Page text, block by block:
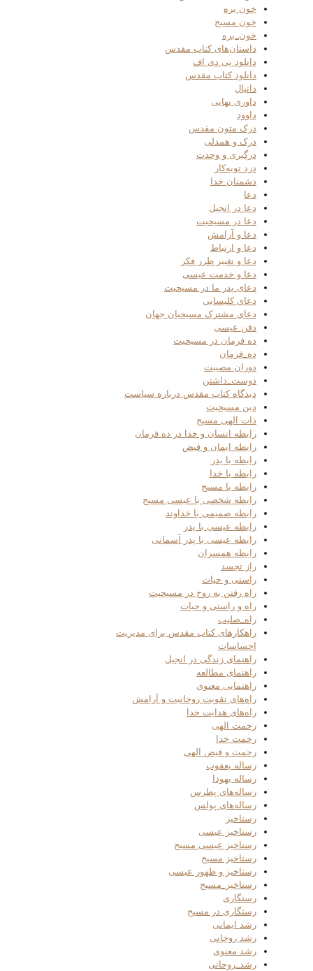
خون بره
خون مسیح
خون_بره
داستان‌های کتاب مقدس
دانلود پی دی اف
دانلود کتاب مقدس
دانیال
داوری نهایی
داوود
درک متون مقدس
درک و همدلی
درگیری و وحدت
دزد توبه‌کار
دشمنان خدا
دعا
دعا در انجیل
دعا در مسیحیت
دعا و آرامش
دعا و ارتباط
دعا و تغییر طرز فکر
دعا و خدمت عیسی
دعای پدر ما در مسیحیت
دعای کلیسایی
دعای مشترک مسیحیان جهان
دفن عیسی
ده فرمان در مسیحیت
ده_فرمان
دوران مصیبت
دوست_داشتن
دیدگاه کتاب مقدس درباره سیاست
دین مسیحیت
ذات الهی مسیح
رابطه انسان و خدا در ده فرمان
رابطه ایمان و فیض
رابطه با پدر
رابطه با خدا
رابطه با مسیح
رابطه شخصی با عیسی مسیح
رابطه صمیمی با خداوند
رابطه عیسی با پدر
رابطه عیسی با پدر آسمانی
رابطه همسران
راز تجسد
راستی و حیات
راه رفتن به روح در مسیحیت
راه و راستی و حیات
راه_صلیب
راهکارهای کتاب مقدس برای مدیریت
احساسات
راهنمای زندگی در انجیل
راهنمای مطالعه
راهنمایی معنوی
راه‌های تقویت روحانیت و آرامش
راه‌های هدایت خدا
رحمت الهی
رحمت خدا
رحمت و فیض الهی
رساله یعقوب
رساله یهودا
رساله‌های پطرس
رساله‌های پولس
رستاخیز
رستاخیز عیسی
رستاخیز عیسی مسیح
رستاخیز مسیح
رستاخیز و ظهور عیسی
رستاخیز_مسیح
رستگاری
رستگاری در مسیح
رشد ایمانی
رشد روحانی
رشد معنوی
رشد_روحانی